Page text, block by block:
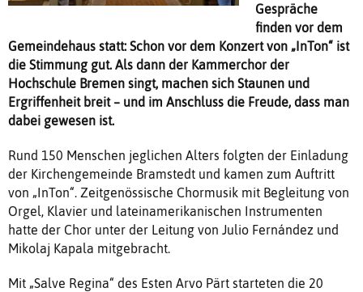
Gespräche
finden vor dem
Gemeindehaus statt: Schon vor dem Konzert von „InTon“ ist
die Stimmung gut. Als dann der Kammerchor der
Hochschule Bremen singt, machen sich Staunen und
Ergriffenheit breit – und im Anschluss die Freude, dass man
dabei gewesen ist.
Rund 150 Menschen jeglichen Alters folgten der Einladung
der Kirchengemeinde Bramstedt und kamen zum Auftritt
von „InTon“. Zeitgenössische Chormusik mit Begleitung von
Orgel, Klavier und lateinamerikanischen Instrumenten
hatte der Chor unter der Leitung von Julio Fernández und
Mikolaj Kapala mitgebracht.
Mit „Salve Regina“ des Esten Arvo Pärt starteten die 20